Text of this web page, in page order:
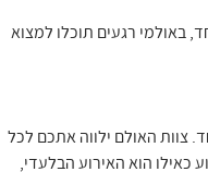
באולמי רגעים תוכלו למצוא
צוות האולם ילווה אתכם לכל
כאילו הוא האירוע הבלעדי,